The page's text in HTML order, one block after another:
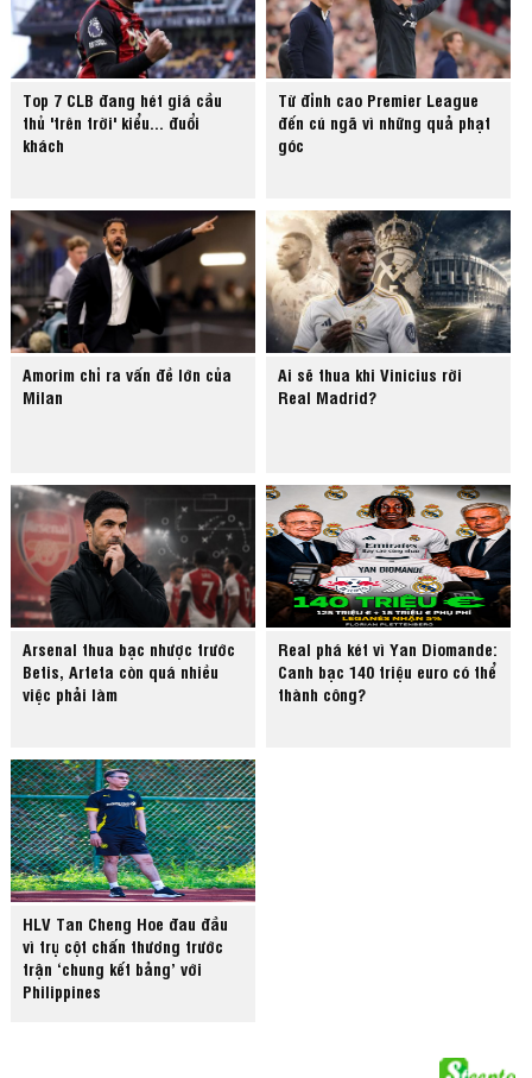
Top 7 CLB đang hét giá cầu
thủ 'trên trời' kiểu... đuổi
khách
Từ đỉnh cao Premier League
đến cú ngã vì những quả phạt
góc
Amorim chỉ ra vấn đề lớn của
Milan
Ai sẽ thua khi Vinicius rời
Real Madrid?
Arsenal thua bạc nhược trước
Betis, Arteta còn quá nhiều
việc phải làm
Real phá két vì Yan Diomande:
Canh bạc 140 triệu euro có thể
thành công?
HLV Tan Cheng Hoe đau đầu
vì trụ cột chấn thương trước
trận ‘chung kết bảng’ với
Philippines